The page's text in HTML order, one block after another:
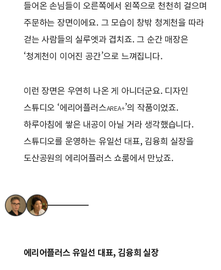
들어온 손님들이 오른쪽에서 왼쪽으로 천천히 걸으며
주문하는 장면이에요. 그 모습이 창밖 청계천을 따라
걷는 사람들의 실루엣과 겹치죠. 그 순간 매장은
‘청계천이 이어진 공간’으로 느껴집니다.
이런 장면은 우연히 나온 게 아니더군요. 디자인
스튜디오 ‘에리어플러스AREA+’의 작품이었죠.
하루아침에 쌓은 내공이 아닐 거라 생각했습니다.
스튜디오를 운영하는 유일선 대표, 김융희 실장을
도산공원의 에리어플러스 쇼룸에서 만났죠.
에리어플러스 유일선 대표, 김융희 실장